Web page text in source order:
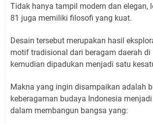
Tidak hanya tampil modern dan elegan,
81 juga memiliki filosofi yang kuat.
Desain tersebut merupakan hasil
motif tradisional dari beragam daerah di
kemudian dipadukan menjadi satu
Makna yang ingin disampaikan adalah
keberagaman budaya Indonesia
dalam membangun bangsa yang: